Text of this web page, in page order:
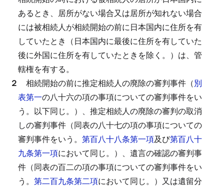
あるとき、居所がない場合又は居所が知れない場合
には被相続人が相続開始の前に日本国内に住所を有
していたとき（日本国内に最後に住所を有していた
後に外国に住所を有していたときを除く。）は、管
轄権を有する。
２ 相続開始の前に推定相続人の廃除の審判事件（別
表第一の八十六の項の事項についての審判事件をい
う。以下同じ。）、推定相続人の廃除の審判の取消
しの審判事件（同表の八十七の項の事項についての
審判事件をいう。 第百八十八条第一項及び第百八十
九条第一項において同じ。）、遺言の確認の審判事
件（同表の百二の項の事項についての審判事件をい
う。 第二百九条第二項において同じ。）又は遺留分